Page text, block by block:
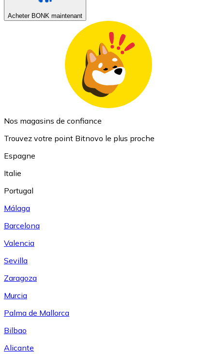
Acheter BONK maintenant
Nos magasins de confiance
Trouvez votre point Bitnovo le plus proche
Espagne
Italie
Portugal
Málaga
Barcelona
Valencia
Sevilla
Zaragoza
Murcia
Palma de Mallorca
Bilbao
Alicante